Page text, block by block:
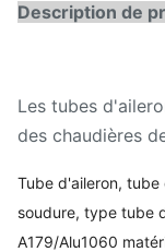
Description de
Les tubes
des chaudières
Tube d'aileron,
soudure, type tube
A179/Alu1060